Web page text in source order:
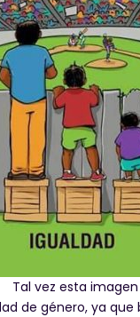
Tal vez esta
de género, ya